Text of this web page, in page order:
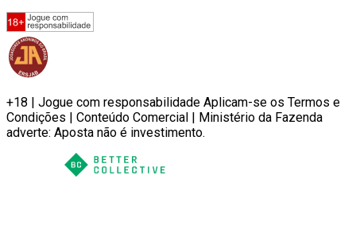
+18 | Jogue com responsabilidade Aplicam-se os Termos e
Condições | Conteúdo Comercial | Ministério da Fazenda
adverte: Aposta não é investimento.